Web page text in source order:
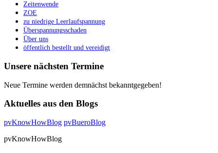
Zeitenwende
ZOE
zu niedrige Leerlaufspannung
Überspannungsschaden
Über uns
öffentlich bestellt und vereidigt
Unsere nächsten Termine
Neue Termine werden demnächst bekanntgegeben!
Aktuelles aus den Blogs
pvKnowHowBlog pvBueroBlog
pvKnowHowBlog